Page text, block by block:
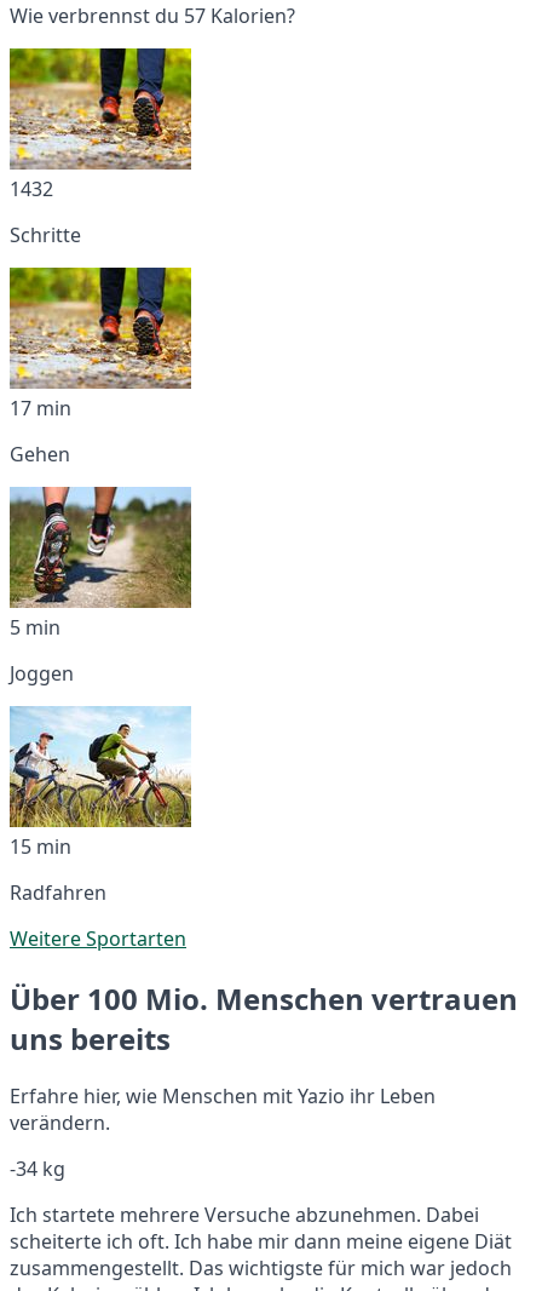
Wie verbrennst du 57 Kalorien?
1432
Schritte
17 min
Gehen
5 min
Joggen
15 min
Radfahren
Weitere Sportarten
Über 100 Mio. Menschen vertrauen
uns bereits
Erfahre hier, wie Menschen mit Yazio ihr Leben
verändern.
-34 kg
Ich startete mehrere Versuche abzunehmen. Dabei
scheiterte ich oft. Ich habe mir dann meine eigene Diät
zusammengestellt. Das wichtigste für mich war jedoch